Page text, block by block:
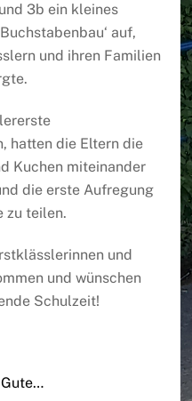
3b ein kleines
auf,
und ihren Familien
hatten die Eltern die
Kuchen miteinander
die erste Aufregung
zu teilen.
und
und wünschen
Schulzeit!
Gute…